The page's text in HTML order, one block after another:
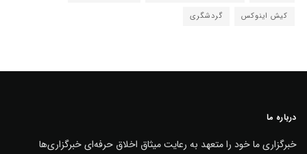
کیش اینوکس
گردشگری
درباره ما
خبرگزاری ما خود را متعهد به رعایت میثاق اخلاق حرفه‌ای خبرگزاری‌ها